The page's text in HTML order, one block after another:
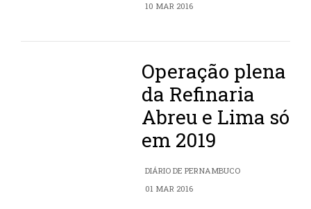
10 MAR 2016
Operação plena
da Refinaria
Abreu e Lima só
em 2019
DIÁRIO DE PERNAMBUCO
01 MAR 2016